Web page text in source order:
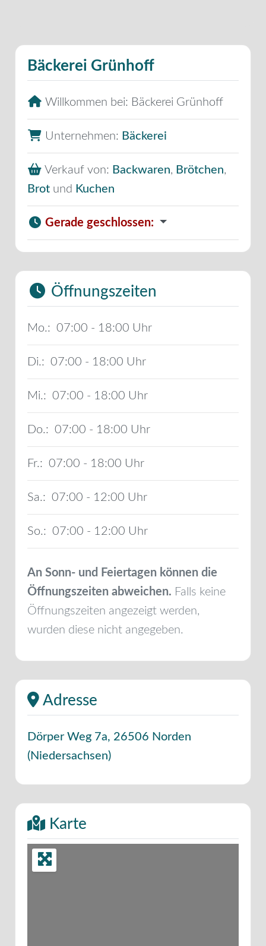
Bäckerei Grünhoff
Willkommen bei: Bäckerei Grünhoff
Unternehmen: Bäckerei
Verkauf von: Backwaren, Brötchen,
Brot und Kuchen
Gerade geschlossen:
Öffnungszeiten
Mo.: 07:00 - 18:00
Di.: 07:00 - 18:00
Mi.: 07:00 - 18:00
Do.: 07:00 - 18:00
Fr.: 07:00 - 18:00
Sa.: 07:00 - 12:00
So.: 07:00 - 12:00
An Sonn- und Feiertagen können die
Öffnungszeiten abweichen. Falls keine
Öffnungszeiten angezeigt werden,
wurden diese nicht angegeben.
Adresse
Dörper Weg 7a, 26506 Norden
(Niedersachsen)
Karte